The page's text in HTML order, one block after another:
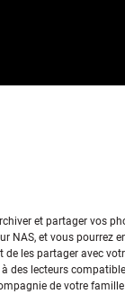
et partager vos
NAS, et vous pourrez
les partager avec
des lecteurs
de votre